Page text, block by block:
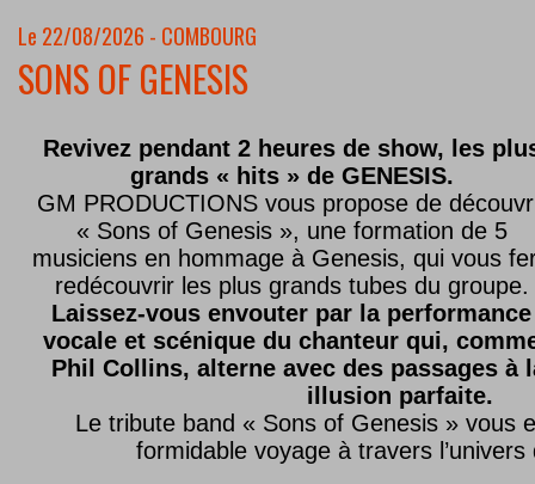
Le 22/08/2026 - COMBOURG
SONS OF GENESIS
Revivez pendant 2 heures de show, les
grands « hits » de GENESIS.
GM PRODUCTIONS vous propose de
« Sons of Genesis », une formation de 5
musiciens en hommage à Genesis, qui vous
redécouvrir les plus grands tubes du groupe.
Laissez-vous envouter par la performance
vocale et scénique du chanteur qui,
Phil Collins, alterne avec des passages à
illusion parfaite.
Le tribute band « Sons of Genesis » vous
formidable voyage à travers l’univers